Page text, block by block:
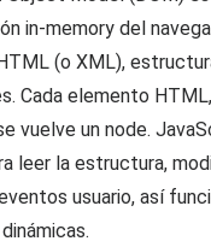
in-memory del
(o XML),
Cada elemento
vuelve un node.
leer la estructura,
usuario, así